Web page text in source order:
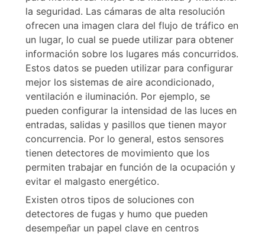
la seguridad. Las cámaras de alta resolución
ofrecen una imagen clara del flujo de tráfico en
un lugar, lo cual se puede utilizar para obtener
información sobre los lugares más concurridos.
Estos datos se pueden utilizar para configurar
mejor los sistemas de aire acondicionado,
ventilación e iluminación. Por ejemplo, se
pueden configurar la intensidad de las luces en
entradas, salidas y pasillos que tienen mayor
concurrencia. Por lo general, estos sensores
tienen detectores de movimiento que los
permiten trabajar en función de la ocupación y
evitar el malgasto energético.
Existen otros tipos de soluciones con
detectores de fugas y humo que pueden
desempeñar un papel clave en centros